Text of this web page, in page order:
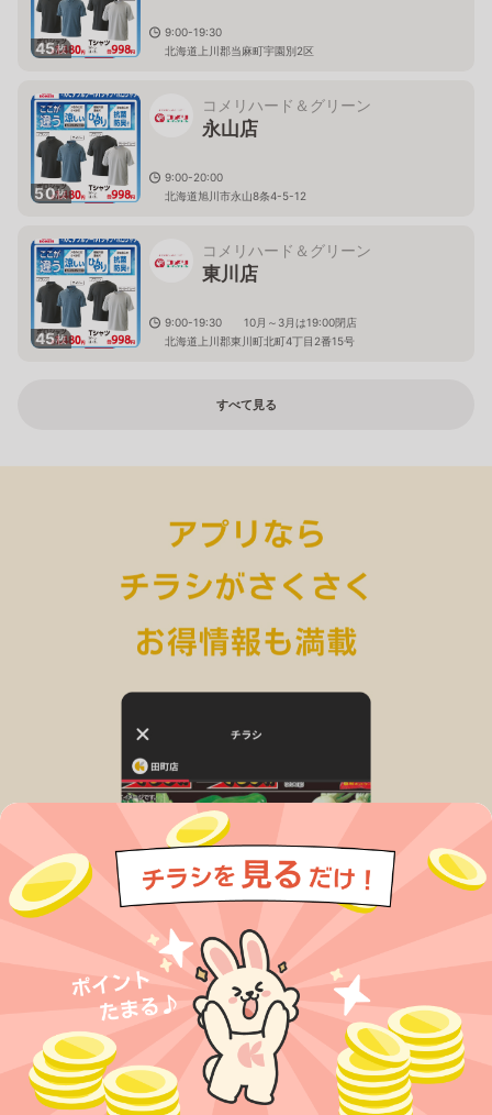
45枚
9:00-19:30
北海道上川郡当麻町宇園別2区
50枚
コメリハード＆グリーン
永山店
9:00-20:00
北海道旭川市永山8条4-5-12
45枚
コメリハード＆グリーン
東川店
9:00-19:30 10月～3月は19:00閉店
北海道上川郡東川町北町4丁目2番15号
すべて見る